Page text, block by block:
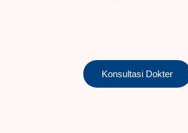
Konsultasi Dokter